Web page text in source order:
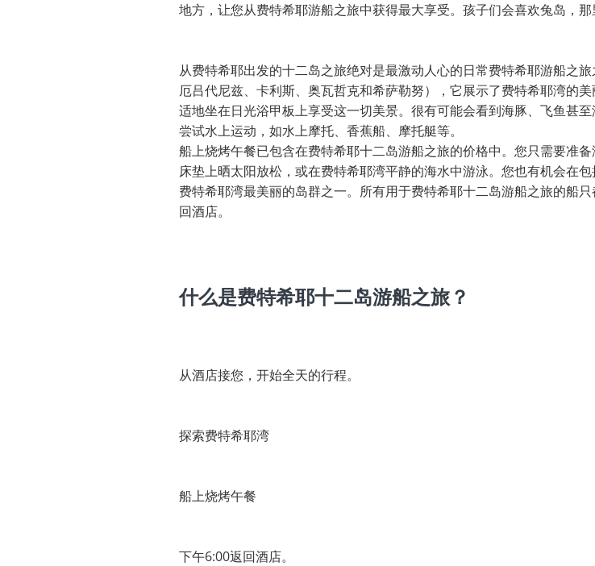
地方，让您从费特希耶游船之旅中获得最大享受。孩子们会喜欢兔岛，
从费特希耶出发的十二岛之旅绝对是最激动人心的日常费特希耶游船之
厄吕代尼兹、卡利斯、奥瓦哲克和希萨勒努），它展示了费特希耶湾的
适地坐在日光浴甲板上享受这一切美景。很有可能会看到海豚、飞鱼甚
尝试水上运动，如水上摩托、香蕉船、摩托艇等。
船上烧烤午餐已包含在费特希耶十二岛游船之旅的价格中。您只需要
床垫上晒太阳放松，或在费特希耶湾平静的海水中游泳。您也有机会
费特希耶湾最美丽的岛群之一。所有用于费特希耶十二岛游船之旅的船
回酒店。
什么是费特希耶十二岛游船之旅？
从酒店接您，开始全天的行程。
探索费特希耶湾
船上烧烤午餐
下午6:00返回酒店。